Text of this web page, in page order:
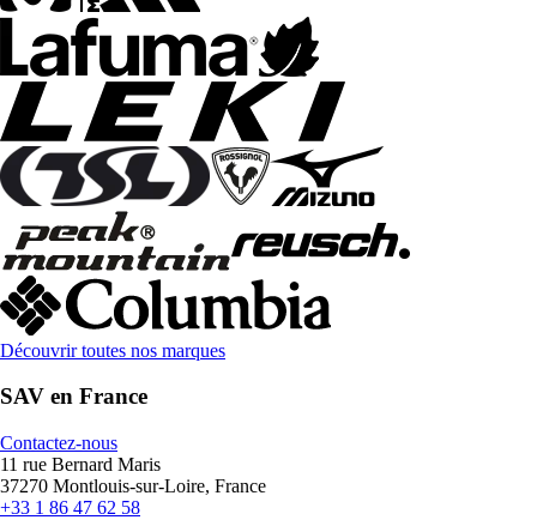
Découvrir toutes nos marques
SAV en France
Contactez-nous
11 rue Bernard Maris
37270 Montlouis-sur-Loire, France
+33 1 86 47 62 58